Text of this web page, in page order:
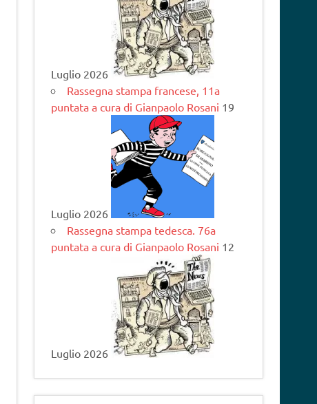
Luglio 2026
Rassegna stampa francese, 11a
puntata a cura di Gianpaolo Rosani 19
Luglio 2026
Rassegna stampa tedesca. 76a
puntata a cura di Gianpaolo Rosani 12
Luglio 2026